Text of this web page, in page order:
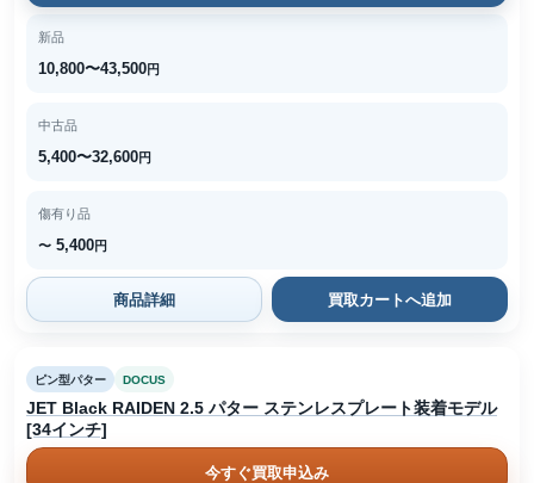
新品
10,800〜43,500円
中古品
5,400〜32,600円
傷有り品
〜 5,400円
商品詳細 買取カートへ追加
ピン型パター DOCUS
JET Black RAIDEN 2.5 パター ステンレスプレート装着モデル
[34インチ]
今すぐ買取申込み